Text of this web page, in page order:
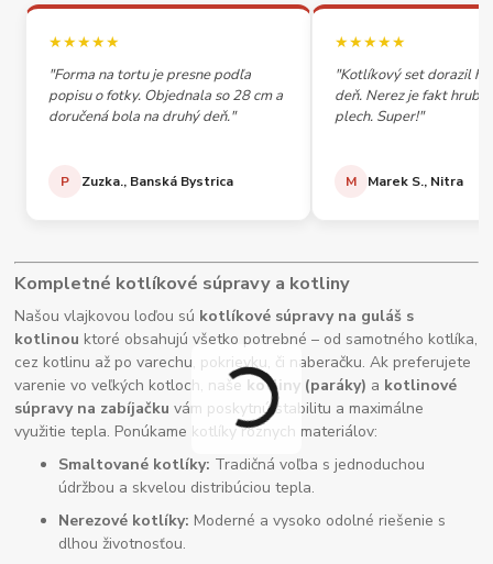
★★★★★
"Forma na tortu je presne podľa
popisu o fotky. Objednala so 28 cm a
doručená bola na druhý deň."
P Zuzka., Banská Bystrica
★★★★★
"Kotlíkový set dorazil
deň. Nerez je fakt
plech. Super!"
M Marek S., Nitra
Kompletné kotlíkové súpravy a kotliny
Našou vlajkovou loďou sú kotlíkové súpravy na guláš s
kotlinou ktoré obsahujú všetko potrebné – od samotného kotlíka,
cez kotlinu až po varechu, pokrievku, či naberačku. Ak preferujete
varenie vo veľkých kotloch, naše kotliny (paráky) a kotlinové
súpravy na zabíjačku vám poskytnú stabilitu a maximálne
využitie tepla. Ponúkame kotlíky rôznych materiálov:
Smaltované kotlíky: Tradičná voľba s jednoduchou
údržbou a skvelou distribúciou tepla.
Nerezové kotlíky: Moderné a vysoko odolné riešenie s
dlhou životnosťou.